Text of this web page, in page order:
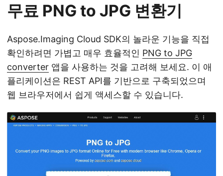
무료 PNG to JPG 변환기
Aspose.Imaging Cloud SDK의 놀라운 기능을 직접
확인하려면 가볍고 매우 효율적인 PNG to JPG
converter 앱을 사용하는 것을 고려해 보세요. 이 애
플리케이션은 REST API를 기반으로 구축되었으며
웹 브라우저에서 쉽게 액세스할 수 있습니다.